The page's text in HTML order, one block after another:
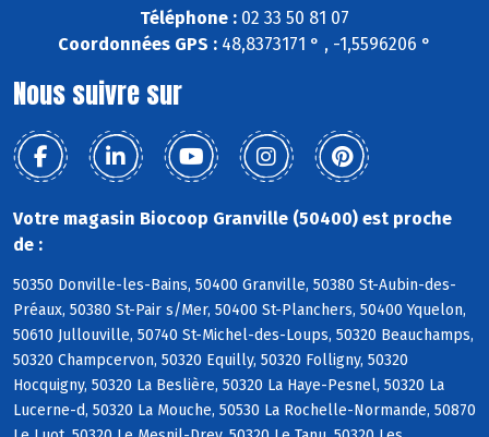
Téléphone : 02 33 50 81 07
Coordonnées GPS : 48,8373171 ° , -1,5596206 °
Nous suivre sur
Votre magasin Biocoop Granville (50400) est proche
de :
50350 Donville-les-Bains, 50400 Granville, 50380 St-Aubin-des-
Préaux, 50380 St-Pair s/Mer, 50400 St-Planchers, 50400 Yquelon,
50610 Jullouville, 50740 St-Michel-des-Loups, 50320 Beauchamps,
50320 Champcervon, 50320 Equilly, 50320 Folligny, 50320
Hocquigny, 50320 La Beslière, 50320 La Haye-Pesnel, 50320 La
Lucerne-d, 50320 La Mouche, 50530 La Rochelle-Normande, 50870